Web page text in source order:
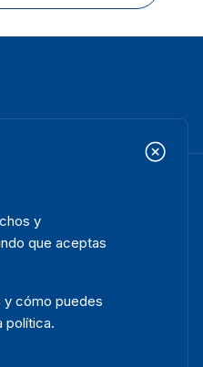
y
que aceptas
y cómo puedes
política.